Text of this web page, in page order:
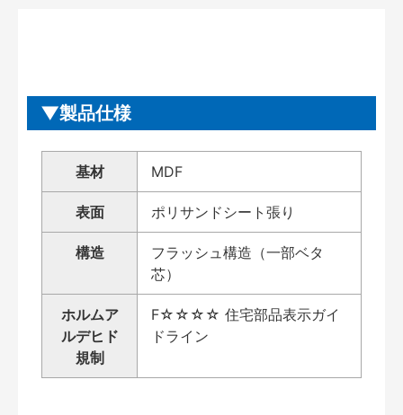
製品仕様
基材 MDF
表面 ポリサンドシート張り
構造
フラッシュ構造（一部ベタ
芯）
ホルムア
ルデヒド
規制
F☆☆☆☆ 住宅部品表示ガイ
ドライン